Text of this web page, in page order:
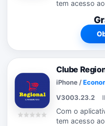
tem acesso
você fica por
Clube
iPhone /
V3003.23.2
Com o
tem acesso